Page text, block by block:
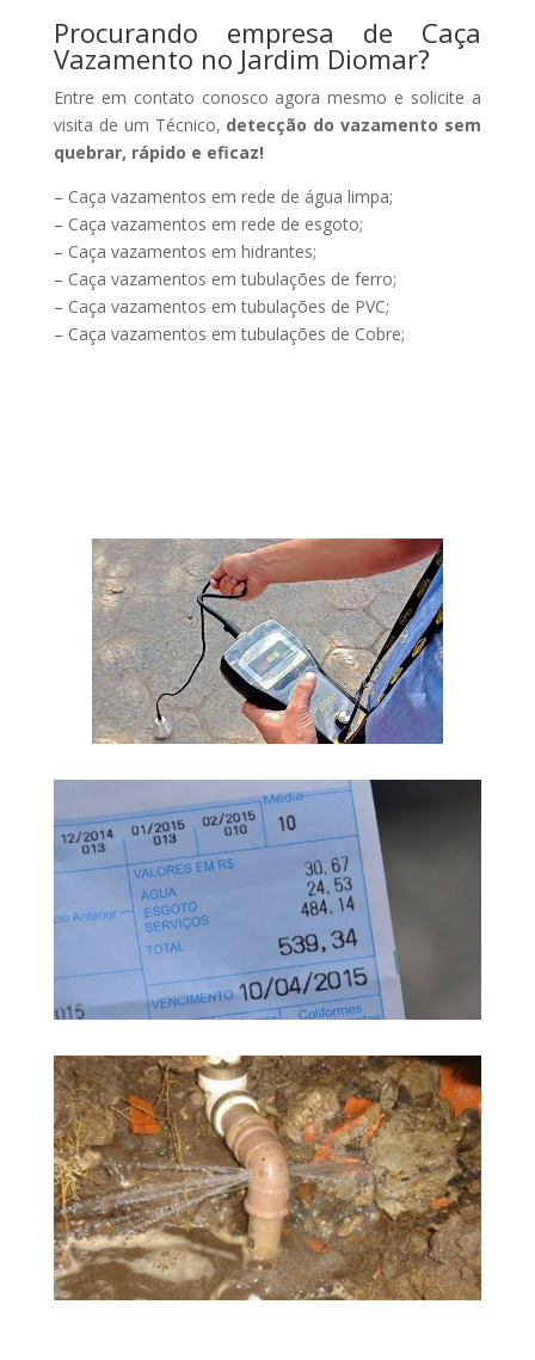
Procurando empresa de Caça
Vazamento no Jardim Diomar?
Entre em contato conosco agora mesmo e solicite a
visita de um Técnico, detecção do vazamento sem
quebrar, rápido e eficaz!
– Caça vazamentos em rede de água limpa;
– Caça vazamentos em rede de esgoto;
– Caça vazamentos em hidrantes;
– Caça vazamentos em tubulações de ferro;
– Caça vazamentos em tubulações de PVC;
– Caça vazamentos em tubulações de Cobre;